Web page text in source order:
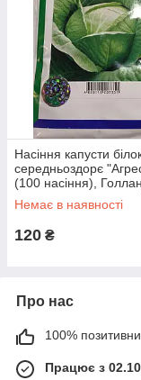
Насіння капусти
середньоздорє
(100 насіння),
Немає в наявності
120 ₴
Про нас
100%
Працює з